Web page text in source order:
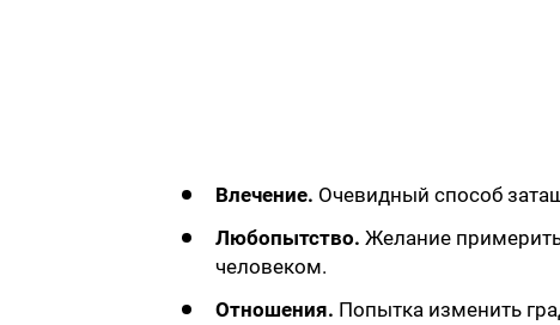
Влечение. Очевидный способ
Любопытство. Желание
человеком.
Отношения. Попытка изменить